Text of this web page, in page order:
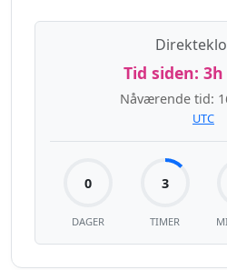
Tid siden: 3h
Nåværende tid:
UTC
0
DAGER
3
TIMER